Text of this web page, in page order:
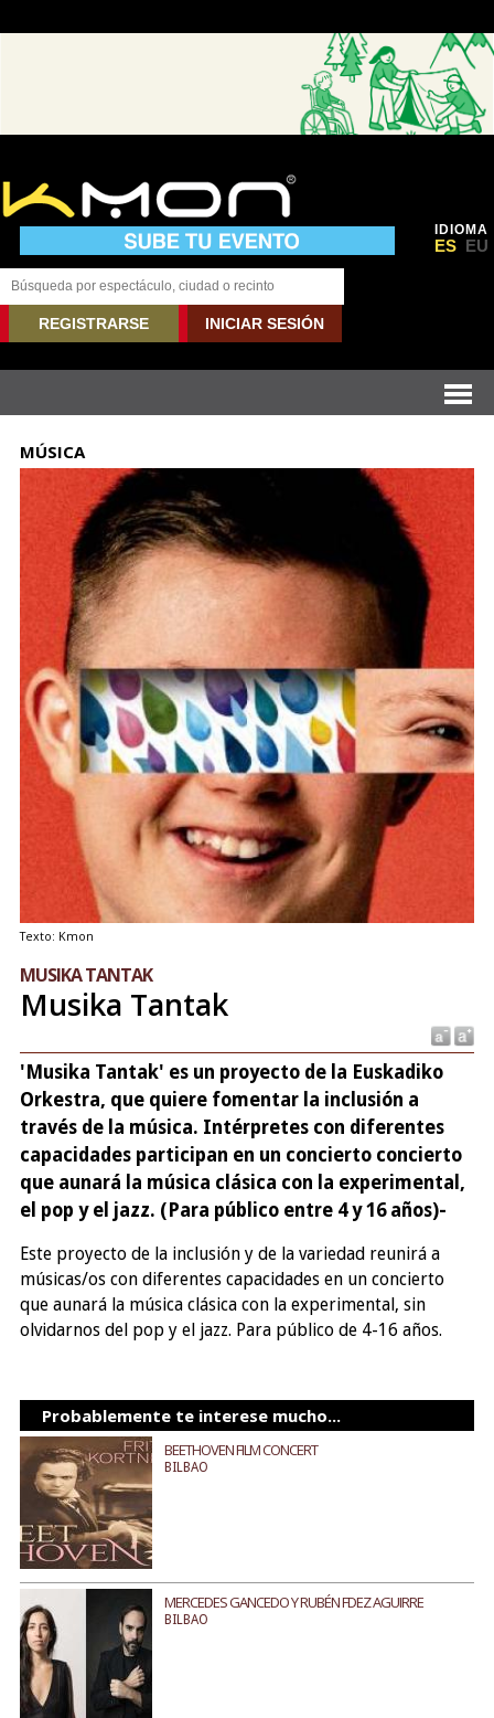
IDIOMA
ES EU
REGISTRARSE INICIAR SESIÓN
MÚSICA
Texto: Kmon
MUSIKA TANTAK
Musika Tantak
'Musika Tantak' es un proyecto de la Euskadiko
Orkestra, que quiere fomentar la inclusión a
través de la música. Intérpretes con diferentes
capacidades participan en un concierto concierto
que aunará la música clásica con la experimental,
el pop y el jazz. (Para público entre 4 y 16 años)-
Este proyecto de la inclusión y de la variedad reunirá a
músicas/os con diferentes capacidades en un concierto
que aunará la música clásica con la experimental, sin
olvidarnos del pop y el jazz. Para público de 4-16 años.
Probablemente te interese mucho...
BEETHOVEN FILM CONCERT
BILBAO
MERCEDES GANCEDO Y RUBÉN FDEZ AGUIRRE
BILBAO